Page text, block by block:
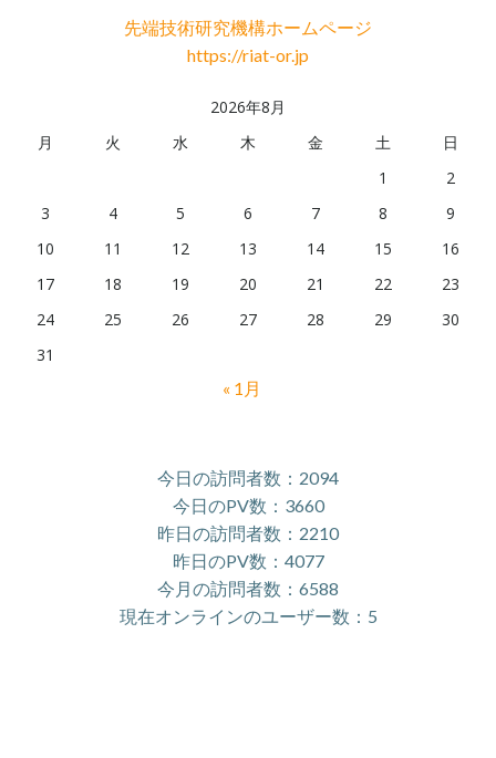
カ
イ
先端技術研究機構ホームページ
https://riat-or.jp
2026年8月
月
火 水 木 金 土
日
1
2
3
4 5 6 7 8
9
10
11 12 13 14 15
16
17
18 19 20 21 22
23
24
25 26 27 28 29
30
31
« 1月
今日の訪問者数：2094
今日のPV数：3660
昨日の訪問者数：2210
昨日のPV数：4077
今月の訪問者数：6588
現在オンラインのユーザー数：5